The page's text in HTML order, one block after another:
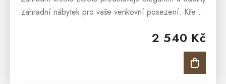
2 540 Kč
zahradní nábytek pro vaše venkovní posezení. Křeslo